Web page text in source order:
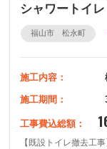
シャワートイレ
福山市 松永町
施工内容：
施工期間：
工事費込総額：
【既設トイレ撤去工事